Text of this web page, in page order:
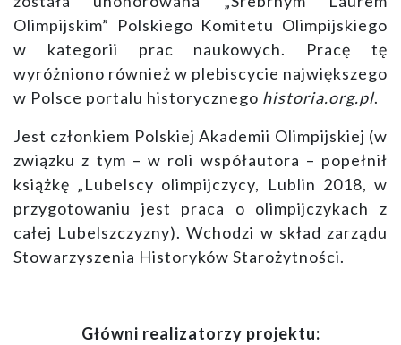
Olimpijskim” Polskiego Komitetu Olimpijskiego
w kategorii prac naukowych. Pracę tę
wyróżniono również w plebiscycie największego
w Polsce portalu historycznego historia.org.pl.
Jest członkiem Polskiej Akademii Olimpijskiej (w
związku z tym – w roli współautora – popełnił
książkę „Lubelscy olimpijczycy, Lublin 2018, w
przygotowaniu jest praca o olimpijczykach z
całej Lubelszczyzny). Wchodzi w skład zarządu
Stowarzyszenia Historyków Starożytności.
Główni realizatorzy projektu: